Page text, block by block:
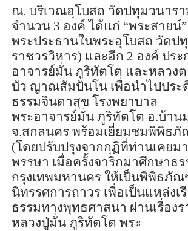
ณ. บริเวณอุโบสถ วัดปทุมวนาร
จำนวน 3 องค์ ได้แก่ “พระสายน์
พระประธานในพระอุโบสถ วัดป
ราชวรวิหาร) และอีก 2 องค์ ปร
อาจารย์มั่น ภูริทัตโต และหลวง
บัว ญาณสัมปันโน เพื่อนำไปปร
ธรรมจินดาสุข โรงพยาบาล
พระอาจารย์มั่น ภูริทัตโต อ.บ้าน
จ.สกลนคร พร้อมเยี่ยมชมพิพิธ
(โดยปรับปรุงจากกุฏิที่ท่านเคยม
พรรษา เมื่อครั้งจาริกมาศึกษาธ
กรุงเทพมหานคร ให้เป็นพิพิธภัณ
นิทรรศการถาวร เพื่อเป็นแหล่งเ
ธรรมทางพุทธศาสนา ผ่านเรื่อง
หลวงปู่มั่น ภูริทัตโต พระ